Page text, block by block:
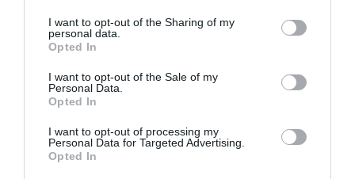
I want to opt-out of the Sharing of my
personal data.
Opted In
I want to opt-out of the Sale of my
Personal Data.
Opted In
I want to opt-out of processing my
Personal Data for Targeted Advertising.
Opted In
RELACIONADAS